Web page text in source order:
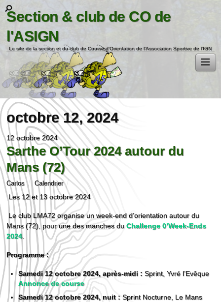
Section & club de CO de
l'ASIGN
Le site de la section et du club de Course d'Orientation de l'Association Sportive de l'IGN
octobre 12, 2024
12 octobre 2024
Sarthe O’Tour 2024 autour du
Mans (72)
Carlos Calendrier
Les 12 et 13 octobre 2024
Le club LMA72 organise un week-end d’orientation autour du
Mans (72), pour une des manches duChallenge 0’Week-Ends
2024.
Programme :
Samedi 12 octobre 2024, après-midi : Sprint, Yvré l’Evêque
Annonce de course
Samedi 12 octobre 2024, nuit : Sprint Nocturne, Le Mans